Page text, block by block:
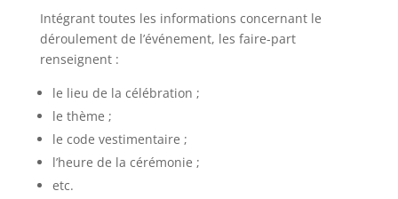
Intégrant toutes les informations concernant le
déroulement de l’événement, les faire-part
renseignent :
le lieu de la célébration ;
le thème ;
le code vestimentaire ;
l’heure de la cérémonie ;
etc.